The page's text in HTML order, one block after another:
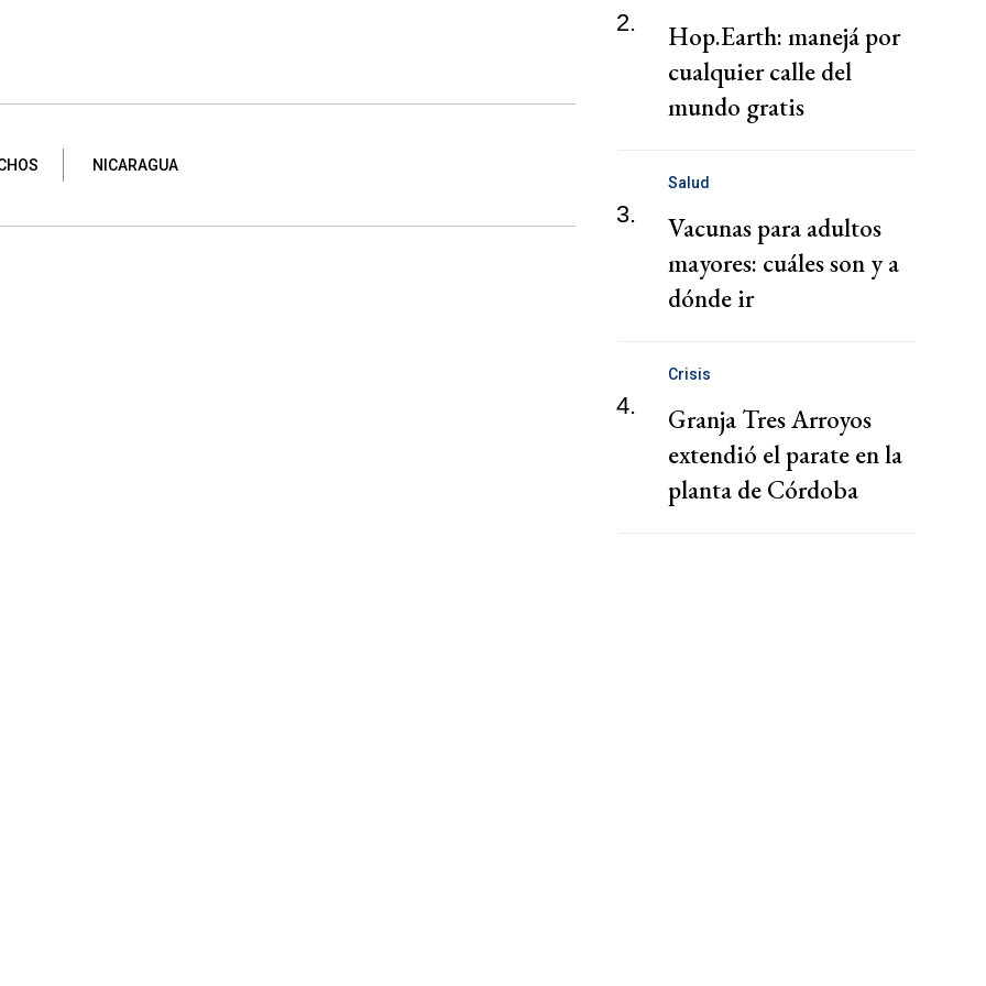
NICARAGUA
2.
Hop.Earth: manejá por
cualquier calle del
mundo gratis
3.
Salud
Vacunas para adultos
mayores: cuáles son y a
dónde ir
4.
Crisis
Granja Tres Arroyos
extendió el parate en la
planta de Córdoba